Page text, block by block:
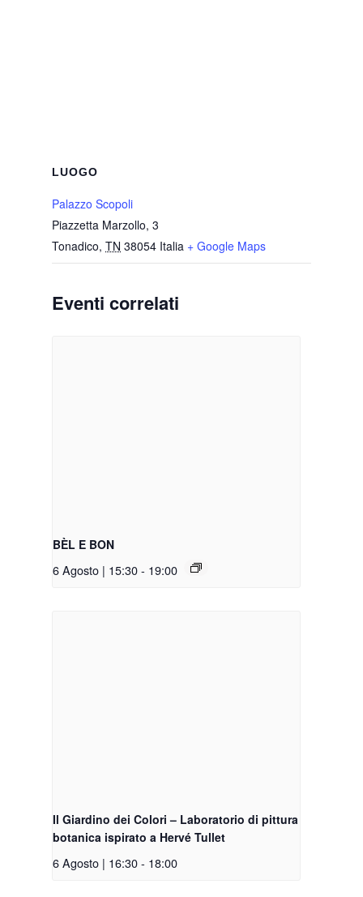
LUOGO
Palazzo Scopoli
Piazzetta Marzollo, 3
Tonadico, TN 38054 Italia + Google Maps
Eventi correlati
BÈL E BON
6 Agosto | 15:30- 19:00
Il Giardino dei Colori – Laboratorio di pittura
botanica ispirato a Hervé Tullet
6 Agosto | 16:30- 18:00